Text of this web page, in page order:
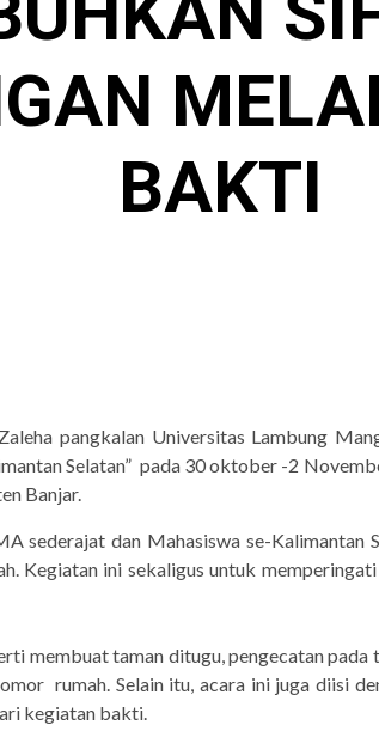
BAKTI
pangkalan Universitas Lambung
Selatan” pada 30 oktober -2
Banjar.
sederajat dan Mahasiswa se-Kalimantan
Kegiatan ini sekaligus untuk
membuat taman ditugu, pengecatan pada
rumah. Selain itu, acara ini juga diisi
kegiatan bakti.